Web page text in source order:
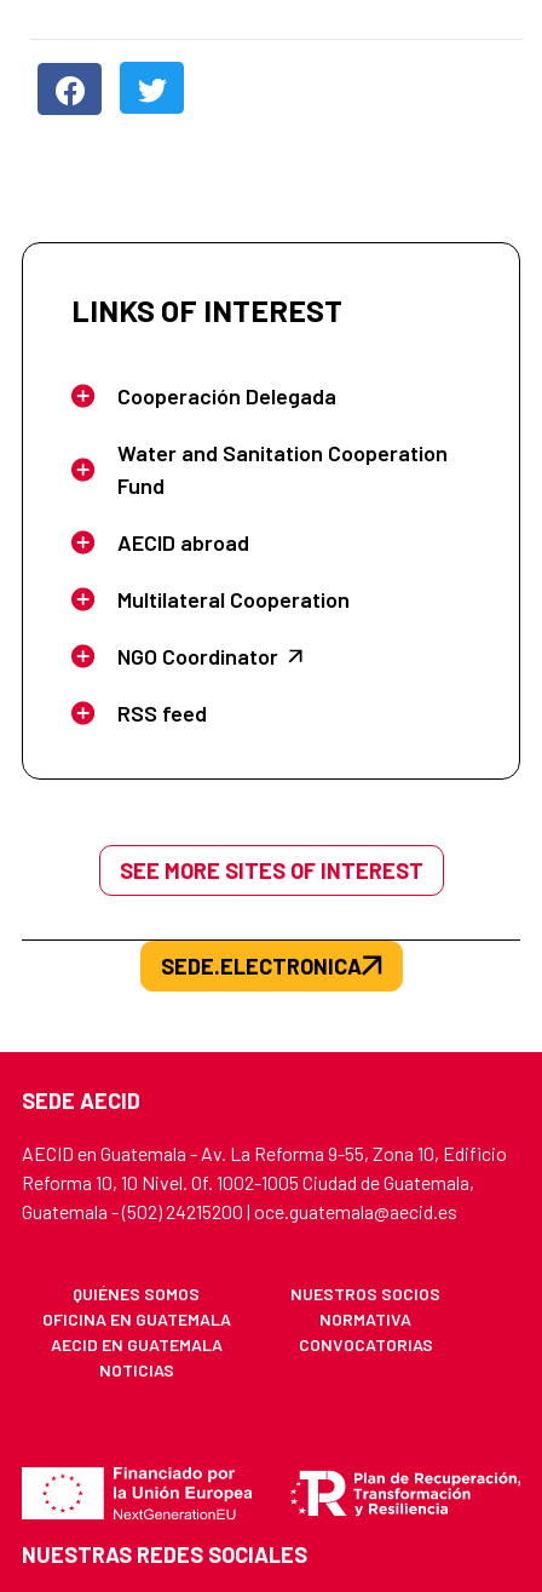
LINKS OF INTEREST
Cooperación Delegada
Water and Sanitation Cooperation
Fund
AECID abroad
Multilateral Cooperation
NGO Coordinator
RSS feed
SEE MORE SITES OF INTEREST
SEDE.ELECTRONICA
SEDE AECID
AECID en Guatemala - Av. La Reforma 9-55, Zona 10, Edificio
Reforma 10, 10 Nivel. Of. 1002-1005 Ciudad de Guatemala,
Guatemala - (502) 24215200 | oce.guatemala@aecid.es
QUIÉNES SOMOS
NUESTROS SOCIOS
OFICINA EN GUATEMALA
NORMATIVA
AECID EN GUATEMALA
CONVOCATORIAS
NOTICIAS
NUESTRAS REDES SOCIALES